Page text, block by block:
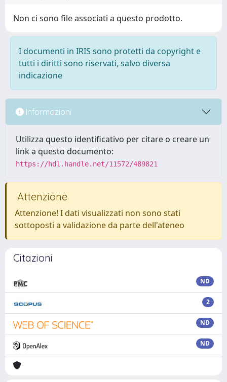
Non ci sono file associati a questo prodotto.
I documenti in IRIS sono protetti da copyright e
tutti i diritti sono riservati, salvo diversa
indicazione
Informazioni
Utilizza questo identificativo per citare o creare un
link a questo documento:
https://hdl.handle.net/11572/489821
Attenzione
Attenzione! I dati visualizzati non sono stati
sottoposti a validazione da parte dell'ateneo
Citazioni
ND
2
ND
ND